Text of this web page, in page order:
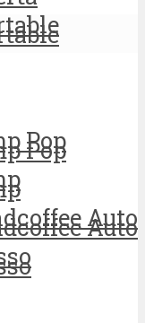
Pop
Auto
Pop
Auto